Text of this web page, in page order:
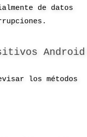
de datos
Android
los métodos